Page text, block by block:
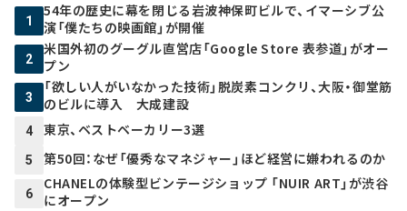
1
54年の歴史に幕を閉じる岩波神保町ビルで、イマーシブ公
演「僕たちの映画館」が開催
2
米国外初のグーグル直営店「Google Store 表参道」がオー
プン
3
「欲しい人がいなかった技術」脱炭素コンクリ、大阪・御堂筋
のビルに導入 大成建設
4 東京、ベストベーカリー3選
5 第50回：なぜ「優秀なマネジャー」ほど経営に嫌われるのか
6
CHANELの体験型ビンテージショップ 「NUIR ART」が渋谷
にオープン